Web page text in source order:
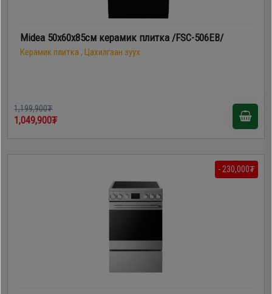
Midea 50х60х85см керамик плитка /FSC-506EB/
Керамик плитка , Цахилгаан зуух
1,199,900₮
1,049,900₮
- 230,000₮